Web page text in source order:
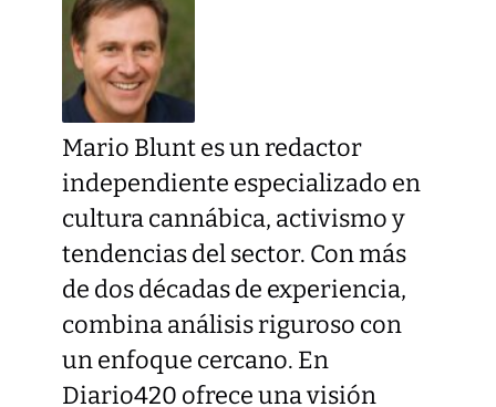
Mario Blunt es un redactor
independiente especializado en
cultura cannábica, activismo y
tendencias del sector. Con más
de dos décadas de experiencia,
combina análisis riguroso con
un enfoque cercano. En
Diario420 ofrece una visión